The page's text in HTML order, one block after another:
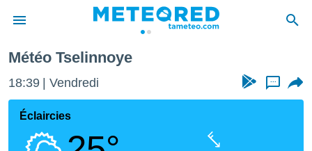
de
Météo Tselinnoye
18:39 Vendredi ...
Éclaircies